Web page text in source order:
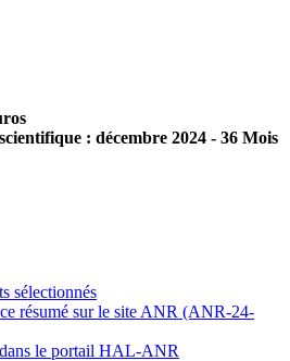
: décembre 2024 - 36 Mois
sélectionnés
résumé sur le site ANR (ANR-24-
le portail HAL-ANR